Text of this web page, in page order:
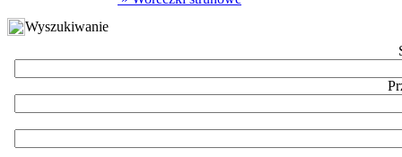
Wyszukiwanie